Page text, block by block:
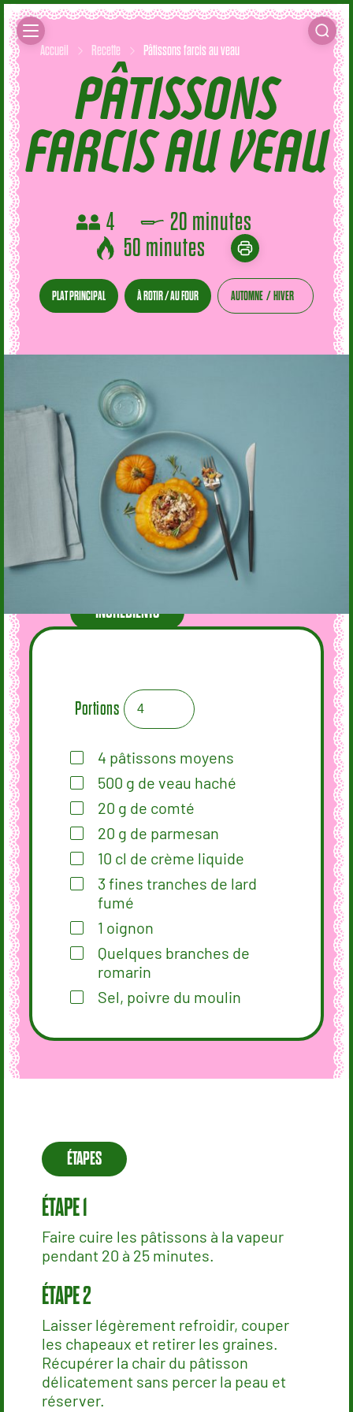
Accueil Recette Pâtissons farcis au veau
PÂTISSONS
FARCIS AU VEAU
4
20 minutes
50 minutes
PLAT PRINCIPAL À ROTIR / AU FOUR AUTOMNE HIVER
INGRÉDIENTS
Portions
4 pâtissons moyens
500 g de veau haché
20 g de comté
20 g de parmesan
10 cl de crème liquide
3 fines tranches de lard
fumé
1 oignon
Quelques branches de
romarin
Sel, poivre du moulin
ÉTAPES
Faire cuire les pâtissons à la vapeur
pendant 20 à 25 minutes.
Laisser légèrement refroidir, couper
les chapeaux et retirer les graines.
Récupérer la chair du pâtisson
délicatement sans percer la peau et
réserver.